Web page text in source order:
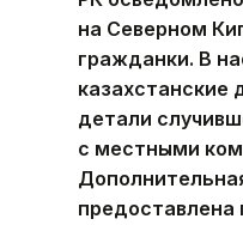
на Северном
гражданки. В
детали
с местными
предоставлена